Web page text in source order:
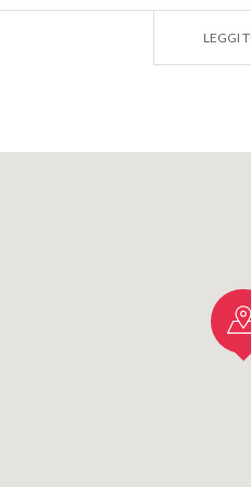
tra il Lambro e l’Olona. È
Pavese. La zona di
e Inverno Monteleone
LEGGI